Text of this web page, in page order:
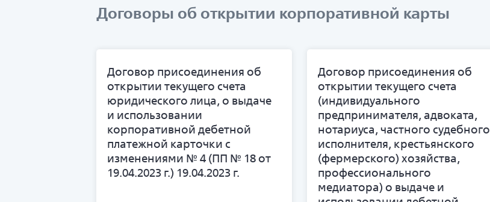
Договоры об открытии корпоративной карты
Договор присоединения об
открытии текущего счета
юридического лица, о выдаче
и использовании
корпоративной дебетной
платежной карточки с
изменениями № 4 (ПП № 18 от
19.04.2023 г.) 19.04.2023 г.
Договор присоединения об
открытии текущего счета
(индивидуального
предпринимателя, адвоката,
нотариуса, частного судебного
исполнителя, крестьянского
(фермерского) хозяйства,
профессионального
медиатора) о выдаче и